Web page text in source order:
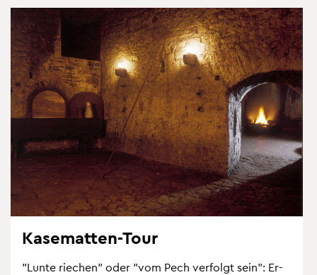
Ka­se­mat­ten-Tour
"Lunte rie­chen" oder "vom Pech ver­folgt sein": Er­